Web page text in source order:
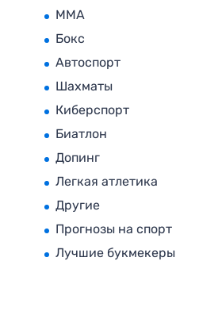
MMA
Бокс
Автоспорт
Шахматы
Киберспорт
Биатлон
Допинг
Легкая атлетика
Другие
Прогнозы на спорт
Лучшие букмекеры